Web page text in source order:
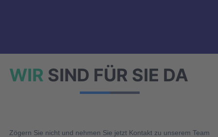
WIR SIND FÜR SIE DA
Zögern Sie nicht und nehmen Sie jetzt Kontakt zu unserem Team